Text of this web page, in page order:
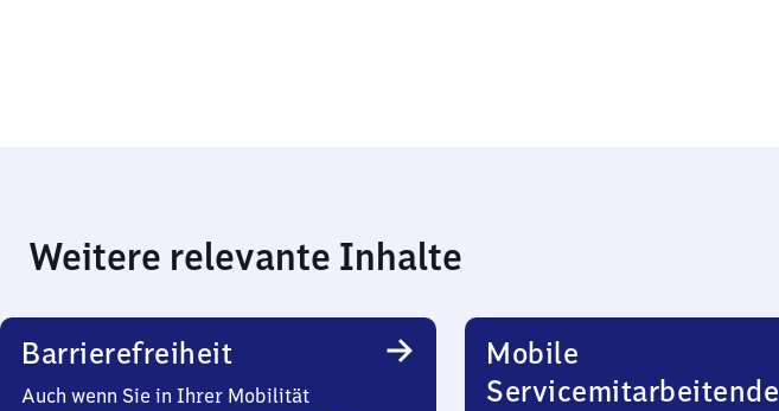
Weitere relevante Inhalte
Barrierefreiheit
Auch wenn Sie in Ihrer Mobilität
Mobile
Servicemitarbeitende